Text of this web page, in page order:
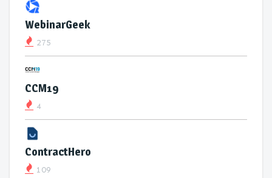
WebinarGeek
275
CCM19
4
ContractHero
109